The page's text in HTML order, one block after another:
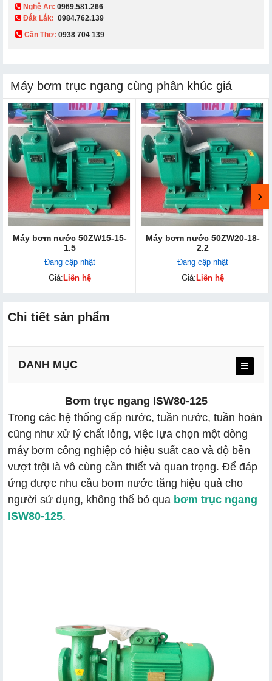
Nghệ An: 0969.581.266
Đắk Lắk: 0984.762.139
Cần Thơ: 0938 704 139​
Máy bơm trục ngang cùng phân khúc giá
Máy bơm nước 50ZW15-15-
1.5
Đang cập nhật
Giá: Liên hệ
Máy bơm nước 50ZW20-18-
2.2
Đang cập nhật
Giá: Liên hệ
Chi tiết sản phẩm
DANH MỤC
Bơm trục ngang ISW80-125
Trong các hệ thống cấp nước, tuần nước, tuần hoàn
cũng như xử lý chất lỏng, việc lựa chọn một dòng
máy bơm công nghiệp có hiệu suất cao và độ bền
vượt trội là vô cùng cần thiết và quan trọng. Để đáp
ứng được nhu cầu bơm nước tăng hiệu quả cho
người sử dụng, không thể bỏ qua bơm trục ngang
ISW80-125.